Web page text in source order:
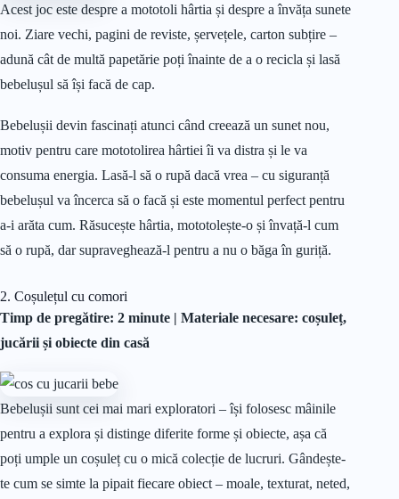
Acest joc este despre a mototoli hârtia și despre a învăța sunete
noi. Ziare vechi, pagini de reviste, șervețele, carton subțire –
adună cât de multă papetărie poți înainte de a o recicla și lasă
bebelușul să își facă de cap.
Bebelușii devin fascinați atunci când creează un sunet nou,
motiv pentru care mototolirea hârtiei îi va distra și le va
consuma energia. Lasă-l să o rupă dacă vrea – cu siguranță
bebelușul va încerca să o facă și este momentul perfect pentru
a-i arăta cum. Răsucește hârtia, mototolește-o și învață-l cum
să o rupă, dar supraveghează-l pentru a nu o băga în guriță.
2. Coșulețul cu comori
Timp de pregătire: 2 minute | Materiale necesare: coșuleț,
jucării și obiecte din casă
Bebelușii sunt cei mai mari exploratori – își folosesc mâinile
pentru a explora și distinge diferite forme și obiecte, așa că
poți umple un coșuleț cu o mică colecție de lucruri. Gândește-
te cum se simte la pipait fiecare obiect – moale, texturat, neted,